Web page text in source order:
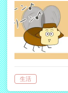
生活